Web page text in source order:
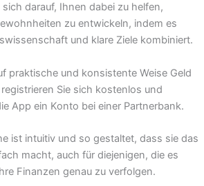
darauf, Ihnen dabei zu helfen,
zu entwickeln, indem es
und klare Ziele kombiniert.
praktische und konsistente Weise Geld
Sie sich kostenlos und
App ein Konto bei einer Partnerbank.
ist intuitiv und so gestaltet, dass sie das
macht, auch für diejenigen, die es
Finanzen genau zu verfolgen.